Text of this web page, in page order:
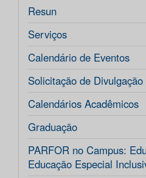
Resun
Serviços
Calendário de Eventos
Solicitação de Divulgação
Calendários Acadêmicos
Graduação
PARFOR no Campus:
Educação Especial